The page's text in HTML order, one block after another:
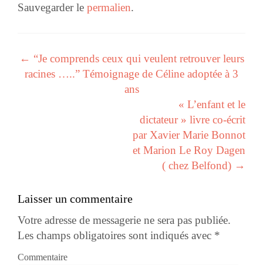
Sauvegarder le permalien.
Navigation des articles
← “Je comprends ceux qui veulent retrouver leurs
racines …..” Témoignage de Céline adoptée à 3
ans
« L’enfant et le
dictateur » livre co-écrit
par Xavier Marie Bonnot
et Marion Le Roy Dagen
( chez Belfond) →
Laisser un commentaire
Votre adresse de messagerie ne sera pas publiée.
Les champs obligatoires sont indiqués avec *
Commentaire